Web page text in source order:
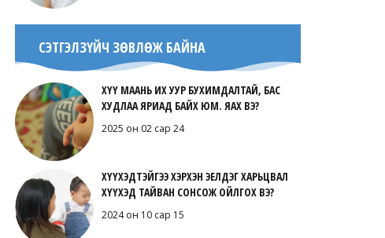
СЭТГЭЛЗҮЙЧ ЗӨВЛӨЖ БАЙНА
ХҮҮ МААНЬ ИХ УУР БУХИМДАЛТАЙ, БАС
ХУДЛАА ЯРИАД БАЙХ ЮМ. ЯАХ ВЭ?
2025 он 02 сар 24
ХҮҮХЭДТЭЙГЭЭ ХЭРХЭН ЭЕЛДЭГ ХАРЬЦВАЛ
ХҮҮХЭД ТАЙВАН СОНСОЖ ОЙЛГОХ ВЭ?
2024 он 10 сар 15